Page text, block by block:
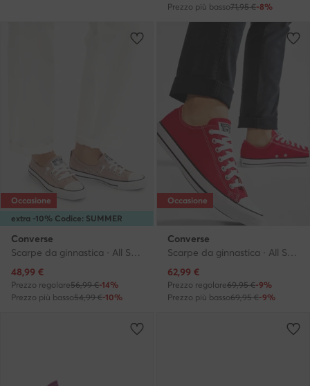
Prezzo più basso71,95 €-8%
extra -10% Codice: SUMMER
Occasione
Converse
Scarpe da ginnastica · All Star · Marrone
Prezzo attuale
48,99 €
Prezzo regolare56,99 €-14%
Prezzo più basso54,99 €-10%
Occasione
Converse
Scarpe da ginnastica · All Star · Rosso
Prezzo attuale
62,99 €
Prezzo regolare69,95 €-9%
Prezzo più basso69,95 €-9%